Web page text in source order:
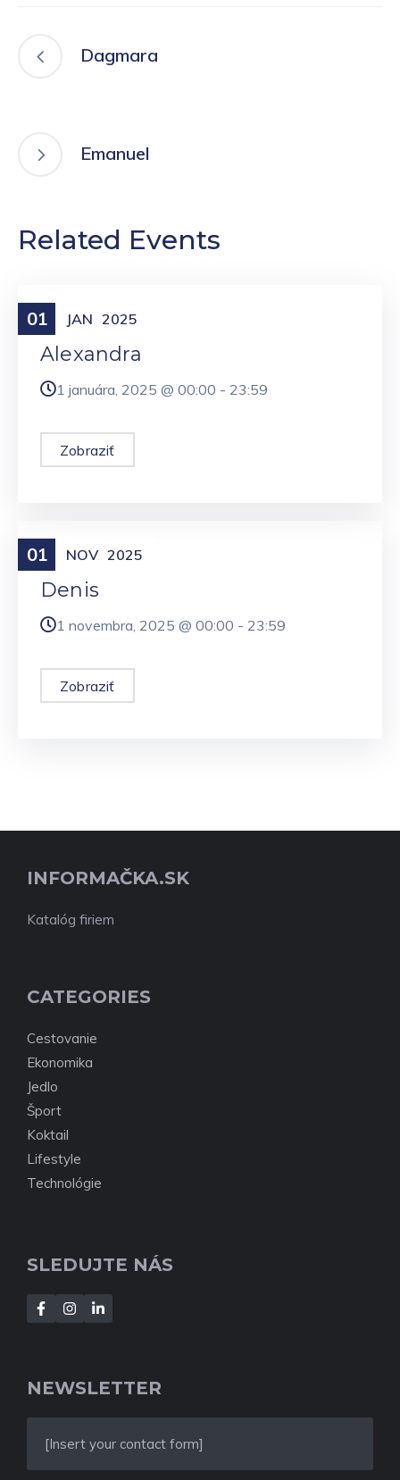
Dagmara
Emanuel
Related Events
01 JAN 2025
Meniny
Alexandra
1 januára, 2025 @ 00:00 - 23:59
Zobraziť
01 NOV 2025
Meniny
Denis
1 novembra, 2025 @ 00:00 - 23:59
Zobraziť
INFORMAČKA.SK
Katalóg firiem
CATEGORIES
Cestovanie
Ekonomika
Jedlo
Šport
Koktail
Lifestyle
Technológie
SLEDUJTE NÁS
NEWSLETTER
[Insert your contact form]